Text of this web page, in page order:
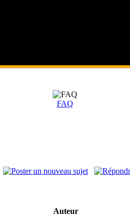
FAQ
Auteur